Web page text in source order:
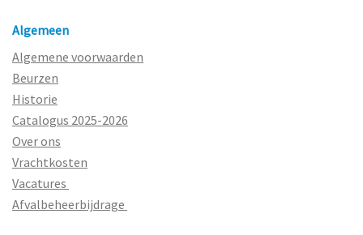
Algemeen
Algemene voorwaarden
Beurzen
Historie
Catalogus 2025-2026
Over ons
Vrachtkosten
Vacatures
Afvalbeheerbijdrage